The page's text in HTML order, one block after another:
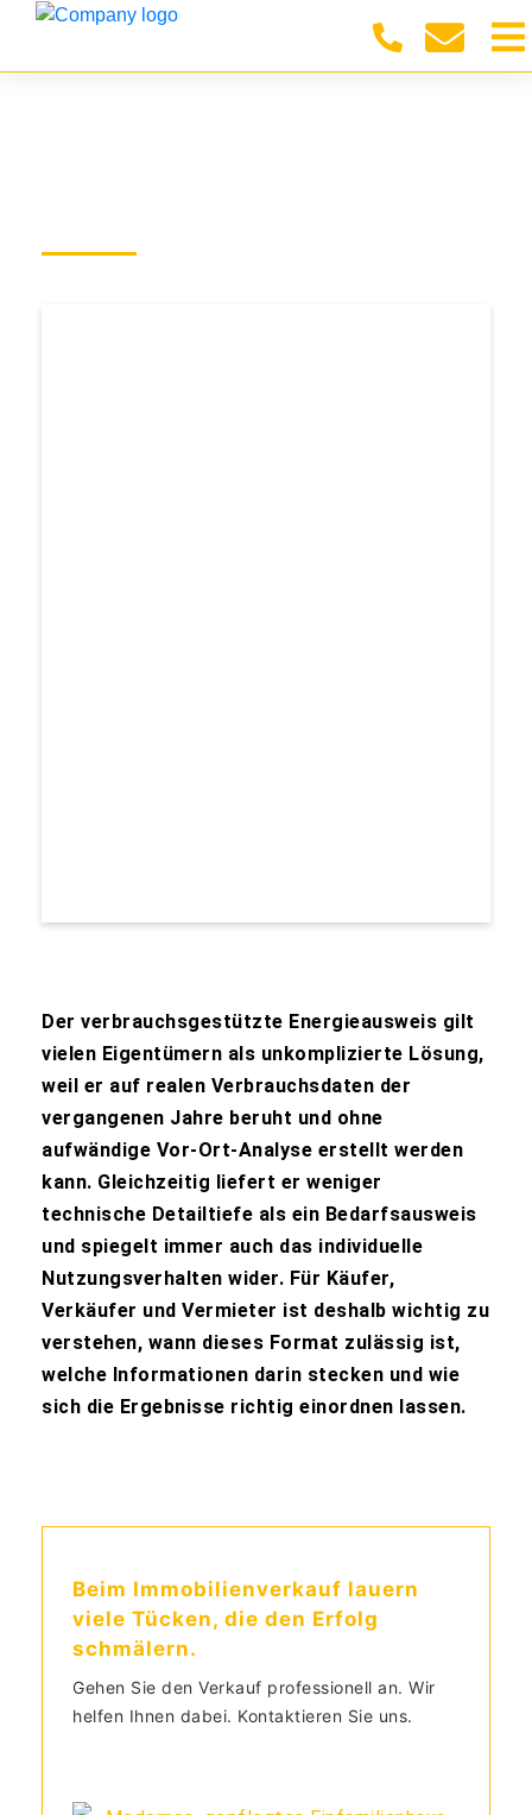
Der verbrauchsgestützte Energieausweis gilt
vielen Eigentümern als unkomplizierte Lösung,
weil er auf realen Verbrauchsdaten der
vergangenen Jahre beruht und ohne
aufwändige Vor-Ort-Analyse erstellt werden
kann. Gleichzeitig liefert er weniger
technische Detailtiefe als ein Bedarfsausweis
und spiegelt immer auch das individuelle
Nutzungsverhalten wider. Für Käufer,
Verkäufer und Vermieter ist deshalb wichtig zu
verstehen, wann dieses Format zulässig ist,
welche Informationen darin stecken und wie
sich die Ergebnisse richtig einordnen lassen.
Beim Immobilienverkauf lauern
viele Tücken, die den Erfolg
schmälern.
Gehen Sie den Verkauf professionell an. Wir
helfen Ihnen dabei. Kontaktieren Sie uns.